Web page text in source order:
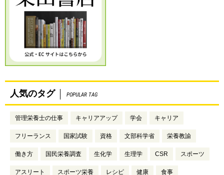
人気のタグ POPULAR TAG
管理栄養士の仕事 キャリアアップ 学会 キャリア
フリーランス 国家試験 資格 文部科学省 栄養教諭
働き方 国民栄養調査 生化学 生理学 CSR スポーツ
アスリート スポーツ栄養 レシピ 健康 食事